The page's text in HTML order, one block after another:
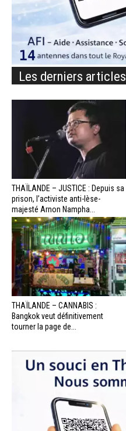
Les derniers articles
THAÏLANDE – JUSTICE : Depuis sa
prison, l’activiste anti-lèse-
majesté Arnon Nampha...
THAÏLANDE – CANNABIS :
Bangkok veut définitivement
tourner la page de...